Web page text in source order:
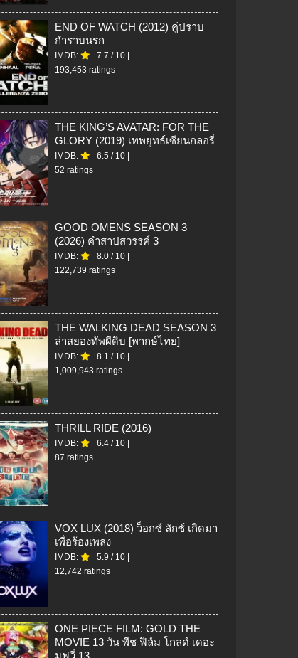
END OF WATCH (2012) คู่ปราบ
กำราบนรก
IMDB: 7.7 / 10
193,453 ratings
THE KING’S AVATAR: FOR THE
GLORY (2019) เทพยุทธ์เซียนกลอรี่
IMDB: 6.5 / 10
52 ratings
GOOD OMENS SEASON 3
(2026) คำสาปสวรรค์ 3
IMDB: 8.0 / 10
122,739 ratings
THE WALKING DEAD SEASON 3
ล่าสยองทัพผีดิบ [พากษ์ไทย]
IMDB: 8.1 / 10
1,009,943 ratings
THRILL RIDE (2016)
IMDB: 6.4 / 10
87 ratings
VOX LUX (2018) ว็อกซ์ ลักซ์ เกิดมา
เพื่อร้องเพลง
IMDB: 5.9 / 10
12,742 ratings
ONE PIECE FILM: GOLD THE
MOVIE 13 วัน พีช ฟิล์ม โกลด์ เดอะ
มูฟวี่ 13